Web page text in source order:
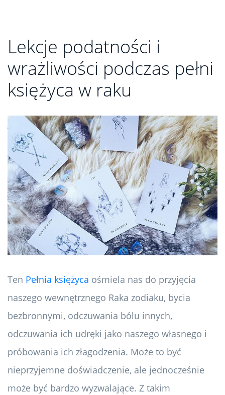
Lekcje podatności i
wrażliwości podczas pełni
księżyca w raku
Ten Pełnia księżyca ośmiela nas do przyjęcia
naszego wewnętrznego Raka zodiaku, bycia
bezbronnymi, odczuwania bólu innych,
odczuwania ich udręki jako naszego własnego i
próbowania ich złagodzenia. Może to być
nieprzyjemne doświadczenie, ale jednocześnie
może być bardzo wyzwalające. Z takim